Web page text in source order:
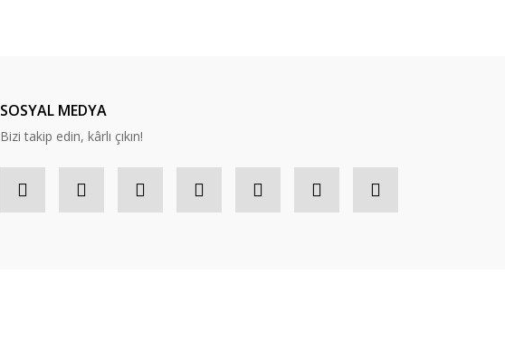
SOSYAL MEDYA
Bizi takip edin, kârlı çıkın!